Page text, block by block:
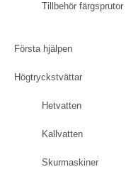
Tillbehör färgsprutor
Första hjälpen
Högtryckstvättar
Hetvatten
Kallvatten
Skurmaskiner